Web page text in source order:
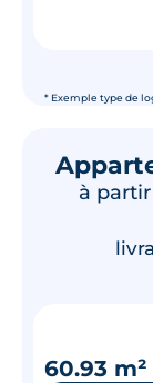
* Exemple type de
à
60.93 m²